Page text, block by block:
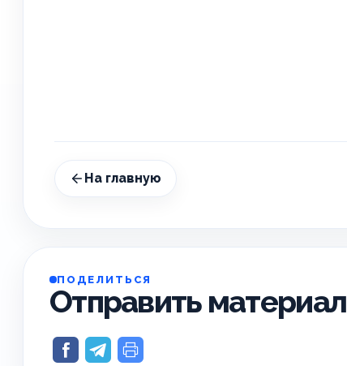
На главную
ПОДЕЛИТЬСЯ
Отправить материал